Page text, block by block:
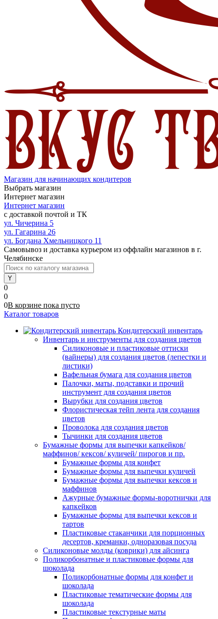
Магазин для начинающих кондитеров
Выбрать магазин
Интернет магазин
Интернет магазин
с доставкой почтой и ТК
ул. Чичерина 5
ул. Гагарина 26
ул. Богдана Хмельницкого 11
Самовывоз и доставка курьером из оффлайн магазинов в г.
Челябинске
0
0
0В корзине пока пусто
Каталог товаров
Кондитерский инвентарь
Инвентарь и инструменты для создания цветов
Силиконовые и пластиковые оттиски
(вайнеры) для создания цветов (лепестки и
листики)
Вафельная бумага для создания цветов
Палочки, маты, подставки и прочий
инструмент для создания цветов
Вырубки для создания цветов
Флористическая тейп лента для создания
цветов
Проволока для создания цветов
Тычинки для создания цветов
Бумажные формы для выпечки капкейков/
маффинов/ кексов/ куличей/ пирогов и пр.
Бумажные формы для конфет
Бумажные формы для выпечки куличей
Бумажные формы для выпечки кексов и
маффинов
Ажурные бумажные формы-воротнички для
капкейков
Бумажные формы для выпечки кексов и
тартов
Пластиковые стаканчики для порционных
десертов, креманки, одноразовая посуда
Силиконовые молды (коврики) для айсинга
Поликорбонатные и пластиковые формы для
шоколада
Поликорбонатные формы для конфет и
шоколада
Пластиковые тематические формы для
шоколада
Пластиковые текстурные маты